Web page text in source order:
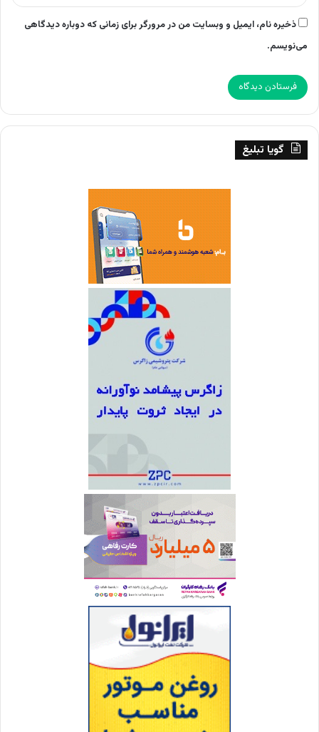
ذخیره نام، ایمیل و وبسایت من در مرورگر برای زمانی که دوباره دیدگاهی
می‌نویسم.
گویا تبلیغ